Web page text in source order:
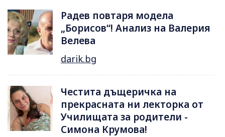
Радев повтаря модела
„Борисов“! Анализ на Валерия
Велева
darik.bg
Честита дъщеричка на
прекрасната ни лекторка от
Училищата за родители -
Симона Крумова!